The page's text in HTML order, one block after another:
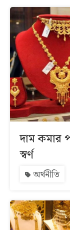
দাম কমার
স্বর্ণ
অর্থনীতি